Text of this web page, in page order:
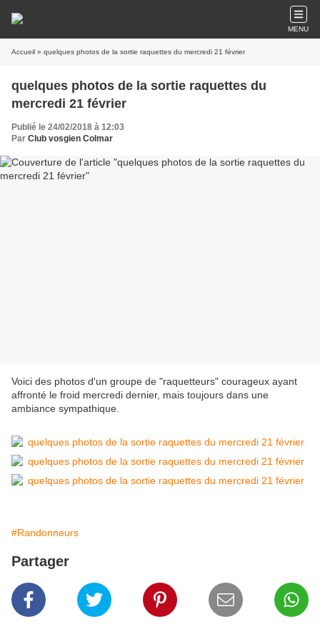
MENU
Accueil » quelques photos de la sortie raquettes du mercredi 21 février
quelques photos de la sortie raquettes du
mercredi 21 février
Publié le 24/02/2018 à 12:03
Par Club vosgien Colmar
Voici des photos d'un groupe de "raquetteurs" courageux ayant
affronté le froid mercredi dernier, mais toujours dans une
ambiance sympathique.
#Randonneurs
Partager